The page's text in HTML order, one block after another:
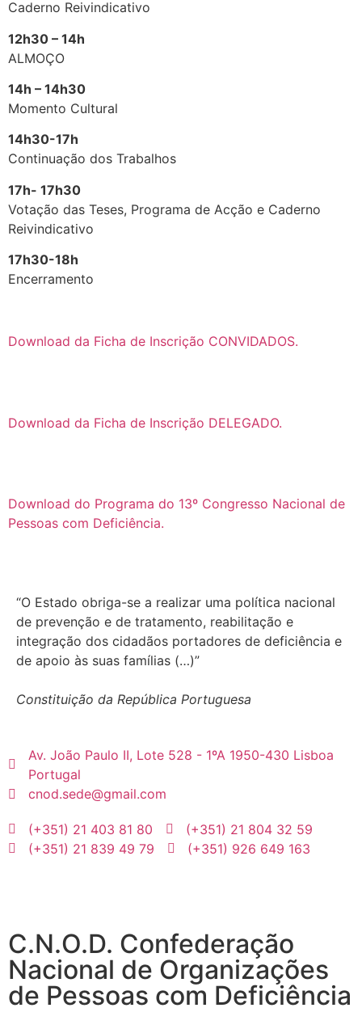
Caderno Reivindicativo
12h30 – 14h
ALMOÇO
14h – 14h30
Momento Cultural
14h30-17h
Continuação dos Trabalhos
17h- 17h30
Votação das Teses, Programa de Acção e Caderno
Reivindicativo
17h30-18h
Encerramento
Download da Ficha de Inscrição CONVIDADOS.
Download da Ficha de Inscrição DELEGADO.
Download do Programa do 13º Congresso Nacional de
Pessoas com Deficiência.
“O Estado obriga-se a realizar uma política nacional
de prevenção e de tratamento, reabilitação e
integração dos cidadãos portadores de deficiência e
de apoio às suas famílias (…)”
Constituição da República Portuguesa
Av. João Paulo II, Lote 528 - 1ºA 1950-430 Lisboa
Portugal
cnod.sede@gmail.com
(+351) 21 403 81 80
(+351) 21 804 32 59
(+351) 21 839 49 79
(+351) 926 649 163
C.N.O.D. Confederação
Nacional de Organizações
de Pessoas com Deficiência